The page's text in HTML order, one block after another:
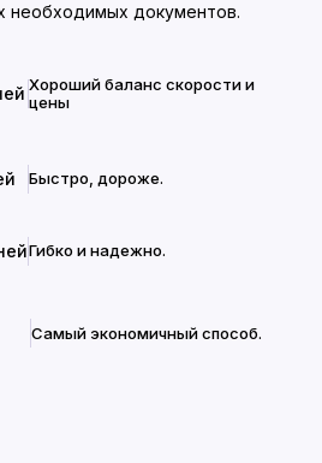
необходимых документов.
Хороший баланс скорости и
цены
Быстро, дороже.
Гибко и надежно.
Самый экономичный способ.